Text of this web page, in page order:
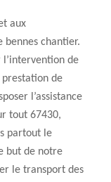
aux
bennes chantier.
l’intervention de
prestation de
l’assistance
tout 67430,
partout le
but de notre
le transport des